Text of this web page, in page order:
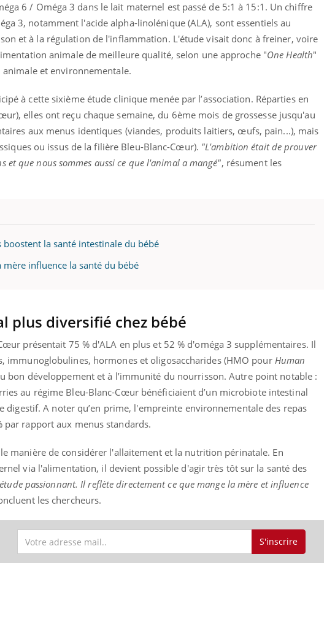
6 / Oméga 3 dans le lait maternel est passé de 5:1 à 15:1. Un chiffre
3, notamment l'acide alpha-linolénique (ALA), sont essentiels au
et à la régulation de l'inflammation. L'étude visait donc à freiner, voire
animale de meilleure qualité, selon une approche "One Health"
et environnementale.
à cette sixième étude clinique menée par l’association. Réparties en
elles ont reçu chaque semaine, du 6ème mois de grossesse jusqu'au
aux menus identiques (viandes, produits laitiers, œufs, pain...), mais
ou issus de la filière Bleu-Blanc-Cœur). "L'ambition était de prouver
et que nous sommes aussi ce que l'animal a mangé", résument les
la santé intestinale du bébé
influence la santé du bébé
plus diversifié chez bébé
présentait 75 % d'ALA en plus et 52 % d'oméga 3 supplémentaires. Il
immunoglobulines, hormones et oligosaccharides (HMO pour Human
bon développement et à l’immunité du nourrisson. Autre point notable :
au régime Bleu-Blanc-Cœur bénéficiaient d’un microbiote intestinal
A noter qu’en prime, l'empreinte environnementale des repas
rapport aux menus standards.
manière de considérer l'allaitement et la nutrition périnatale. En
via l'alimentation, il devient possible d'agir très tôt sur la santé des
passionnant. Il reflète directement ce que mange la mère et influence
les chercheurs.
S'inscrire
l’entreprise mise sur le bien
Youtube
vous de la santé et de la
reçoivent Régis Blugeon, DRH et
...
Youtube
Eczéma chronique des mains : au
quotidien (3/3) Youtube
comment protéger vos mains au quotidien
et éviter les ...